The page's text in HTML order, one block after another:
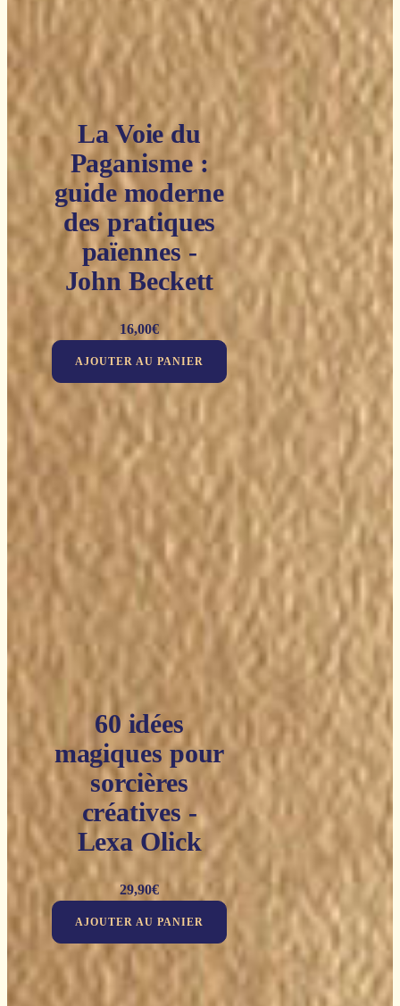
La Voie du
Paganisme :
guide moderne
des pratiques
païennes -
John Beckett
16,00€
AJOUTER AU PANIER
60 idées
magiques pour
sorcières
créatives -
Lexa Olick
29,90€
AJOUTER AU PANIER